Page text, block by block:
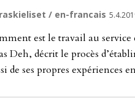
/ en-francais
est le tra­vail au
Deh, décrit le procès
de ses prop­res expé­rien­ces